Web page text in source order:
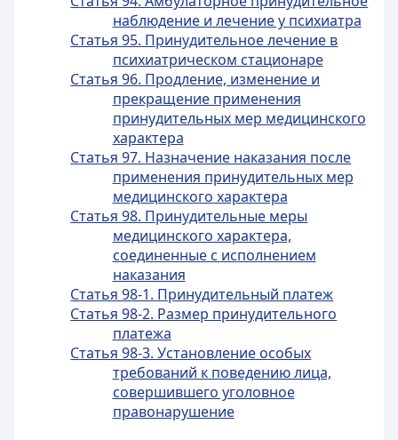
наблюдение и лечение у психиатра
Статья 95. Принудительное лечение в
психиатрическом стационаре
Статья 96. Продление, изменение и
прекращение применения
принудительных мер медицинского
характера
Статья 97. Назначение наказания после
применения принудительных мер
медицинского характера
Статья 98. Принудительные меры
медицинского характера,
соединенные с исполнением
наказания
Статья 98-1. Принудительный платеж
Статья 98-2. Размер принудительного
платежа
Статья 98-3. Установление особых
требований к поведению лица,
совершившего уголовное
правонарушение